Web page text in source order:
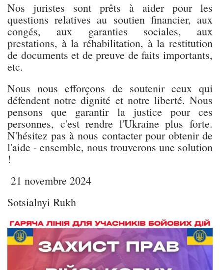
Nos juristes sont prêts à aider pour les
questions relatives au soutien financier, aux
congés, aux garanties sociales, aux
prestations, à la réhabilitation, à la restitution
de documents et de preuve de faits importants,
etc.
Nous nous efforçons de soutenir ceux qui
défendent notre dignité et notre liberté. Nous
pensons que garantir la justice pour ces
personnes, c'est rendre l'Ukraine plus forte.
N'hésitez pas à nous contacter pour obtenir de
l'aide - ensemble, nous trouverons une solution
!
21 novembre 2024
Sotsialnyi Rukh